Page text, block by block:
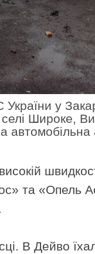
у
Широке,
автомобільна
та «Опель
В Дейво